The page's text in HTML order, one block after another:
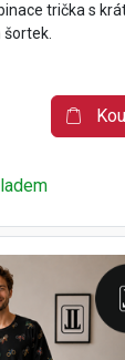
trička s
šortek.